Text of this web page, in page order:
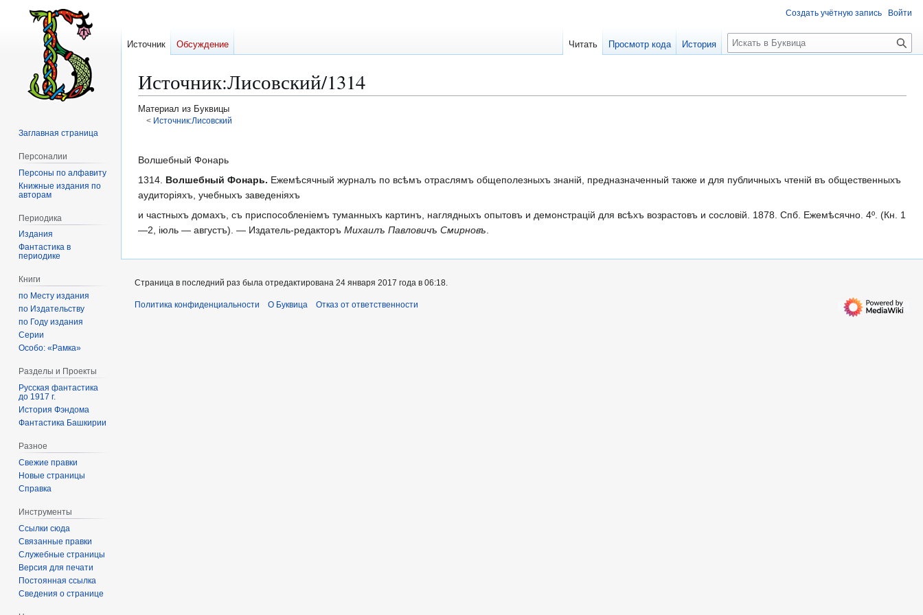
Источник:Лисовский/1314
Материал из Буквицы
< Источник:Лисовский
к
навигации
к
поиску
Волшебный Фонарь
1314. Волшебный Фонарь. Ежемѣсячный журналъ по всѣмъ отраслямъ общеполезныхъ знаній, предназначенный также и для публичныхъ чтеній въ общественныхъ
аудиторіяхъ, учебныхъ заведеніяхъ
и частныхъ домахъ, съ приспособленіемъ туманныхъ картинъ, наглядныхъ опытовъ и демонстрацій для всѣхъ возрастовъ и сословій. 1878. Спб. Ежемѣсячно. 4º. (Кн. 1
—2, іюль — августъ). — Издатель-редакторъ Михаилъ Павловичъ Смирновъ
Создать учётную запись Войти
Источник Обсуждение Читать Просмотр кода История
П
о
к
Заглавная страница
Персоналии
Персоны по алфавиту
Книжные издания по
авторам
Периодика
Издания
Фантастика в
периодике
Книги
по Месту издания
по Издательству
по Году издания
Серии
Особо: «Рамка»
Разделы и Проекты
Русская фантастика
до 1917 г.
История Фэндома
Фантастика Башкирии
Разное
Свежие правки
Новые страницы
Справка
Инструменты
Ссылки сюда
Связанные правки
Служебные страницы
Версия для печати
Постоянная ссылка
Сведения о странице
Страница в последний раз была отредактирована 24 января 2017 года в 06:18.
Политика конфиденциальности О Буквица Отказ от ответственности